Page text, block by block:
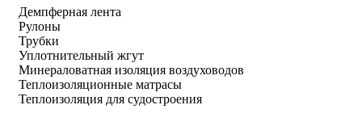
Демпферная лента
Рулоны
Трубки
Уплотнительный жгут
Минераловатная изоляция воздуховодов
Теплоизоляционные матрасы
Теплоизоляция для судостроения